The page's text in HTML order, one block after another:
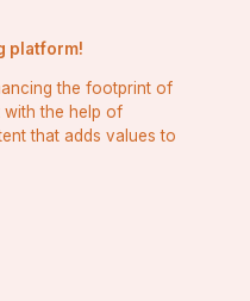
platform!
the footprint of
with the help of
that adds values to